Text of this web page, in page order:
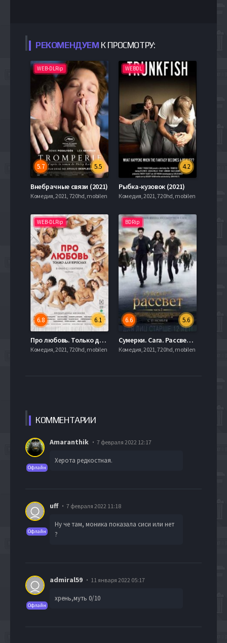
РЕКОМЕНДУЕМ К ПРОСМОТРУ:
WEB-DLRip
5.5
5.7
Внебрачные связи (2021)
Комедия, 2021, 720hd, mobilen
WEBDL
4.2
Рыбка-кузовок (2021)
Комедия, 2021, 720hd, mobilen
WEB-DLRip
6.1
6.8
Про любовь. Только для взрослых / Про любовь 2 (2017)
Комедия, 2021, 720hd, mobilen
BDRip
5.6
6.6
Сумерки. Сага. Рассвет: Часть 2 (2012)
Комедия, 2021, 720hd, mobilen
КОММЕНТАРИИ
Офлайн
Amaranthik 7 февраля 2022 12:17
Херота редкостная.
Офлайн
uff 7 февраля 2022 11:18
Ну че там, моника показала сиси или нет
?
Офлайн
admiral59 11 января 2022 05:17
хрень,муть 0/10